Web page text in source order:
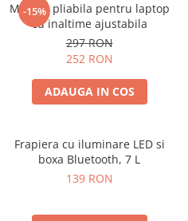
-15%
Masuta pliabila pentru laptop
cu inaltime ajustabila
297 RON
252 RON
ADAUGA IN COS
Frapiera cu iluminare LED si
boxa Bluetooth, 7 L
139 RON